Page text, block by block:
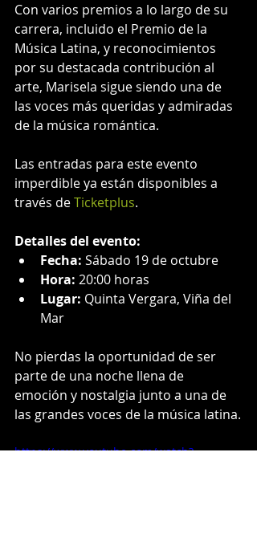
Con varios premios a lo largo de su
carrera, incluido el Premio de la
Música Latina, y reconocimientos
por su destacada contribución al
arte, Marisela sigue siendo una de
las voces más queridas y admiradas
de la música romántica.
Las entradas para este evento
imperdible ya están disponibles a
través de Ticketplus.
Detalles del evento:
Fecha: Sábado 19 de octubre
Hora: 20:00 horas
Lugar: Quinta Vergara, Viña del
Mar
No pierdas la oportunidad de ser
parte de una noche llena de
emoción y nostalgia junto a una de
las grandes voces de la música latina.
https://www.youtube.com/watch?